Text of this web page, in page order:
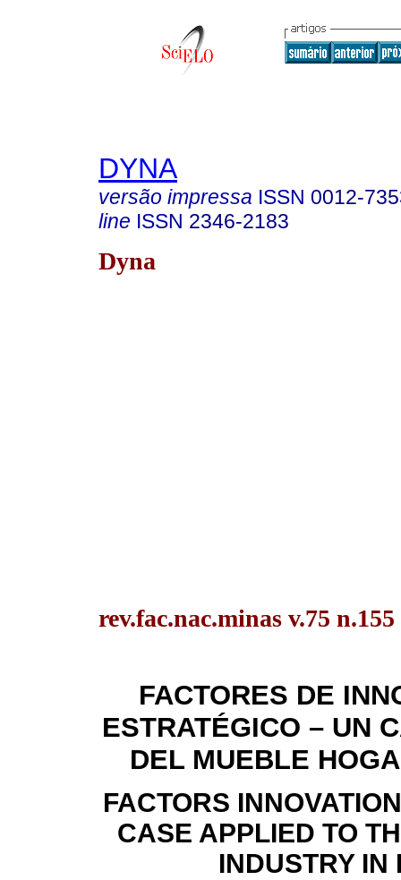
DYNA
versão impressa ISSN 0012-
line ISSN 2346-2183
Dyna
rev.fac.nac.minas v.75
FACTORES DE
ESTRATÉGICO – UN
DEL MUEBLE
FACTORS
CASE APPLIED TO
INDUSTRY IN